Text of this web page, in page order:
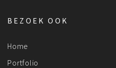
BEZOEK OOK
Home
Portfolio